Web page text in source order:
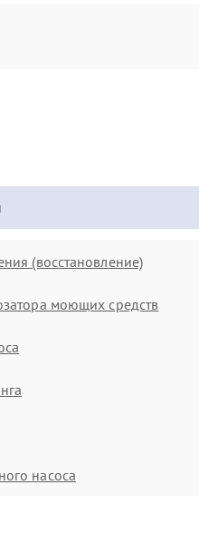
(восстановление)
моющих средств
насоса